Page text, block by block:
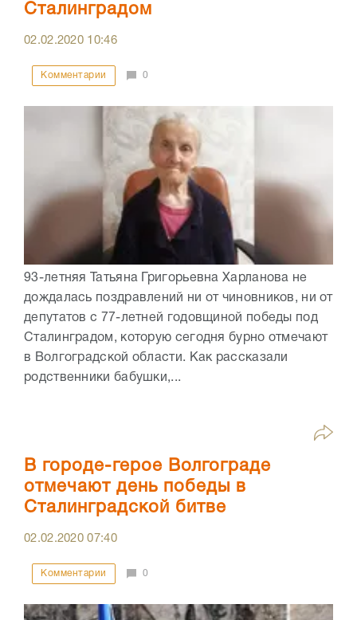
Сталинградом
02.02.2020 10:46
Комментарии 0
93-летняя Татьяна Григорьевна Харланова не
дождалась поздравлений ни от чиновников, ни от
депутатов с 77-летней годовщиной победы под
Сталинградом, которую сегодня бурно отмечают
в Волгоградской области. Как рассказали
родственники бабушки,...
В городе-герое Волгограде
отмечают день победы в
Сталинградской битве
02.02.202007:40
Комментарии 0